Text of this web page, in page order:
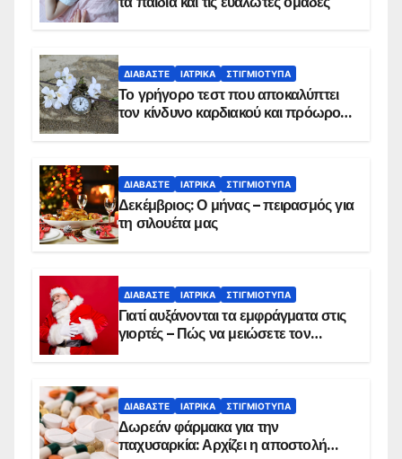
ΔΙΑΒΆΣΤΕ ΙΑΤΡΙΚΆ ΣΤΙΓΜΙΌΤΥΠΑ
Το γρήγορο τεστ που αποκαλύπτει
τον κίνδυνο καρδιακού και πρόωρου
ΔΙΑΒΆΣΤΕ ΙΑΤΡΙΚΆ ΣΤΙΓΜΙΌΤΥΠΑ
Δεκέμβριος: Ο μήνας – πειρασμός για
τη σιλουέτα μας
ΔΙΑΒΆΣΤΕ ΙΑΤΡΙΚΆ ΣΤΙΓΜΙΌΤΥΠΑ
Γιατί αυξάνονται τα εμφράγματα στις
γιορτές – Πώς να μειώσετε τον
ΔΙΑΒΆΣΤΕ ΙΑΤΡΙΚΆ ΣΤΙΓΜΙΌΤΥΠΑ
Δωρεάν φάρμακα για την
παχυσαρκία: Αρχίζει η αποστολή